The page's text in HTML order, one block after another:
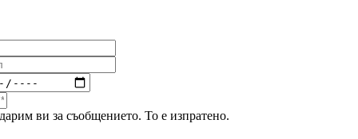
ви за съобщението. То е изпратено.